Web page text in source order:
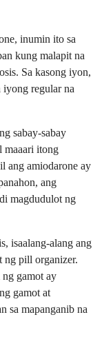
inumin ito sa
kung malapit na
Sa kasong iyon,
iyong regular na
sabay-sabay
maaari itong
ang amiodarone ay
ang
magdudulot ng
isaalang-alang ang
ng pill organizer.
gamot ay
gamot at
sa mapanganib na